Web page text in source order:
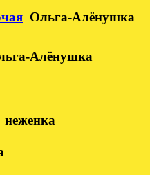
Ольга-Алёнушка
Алёнушка
неженка